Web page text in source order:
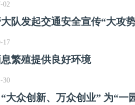
02
队发起交通安全宣传“大攻
17
繁殖提供良好环境
30
大众创新、万众创业” 为“一